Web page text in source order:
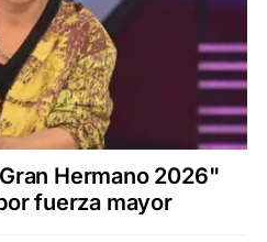
Hermano 2026"
fuerza mayor